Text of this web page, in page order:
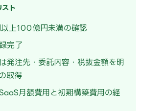
スト
上100億円未満の確認
完了
発注先・委託内容・税抜金額を明
取得
月額費用と初期構築費用の経